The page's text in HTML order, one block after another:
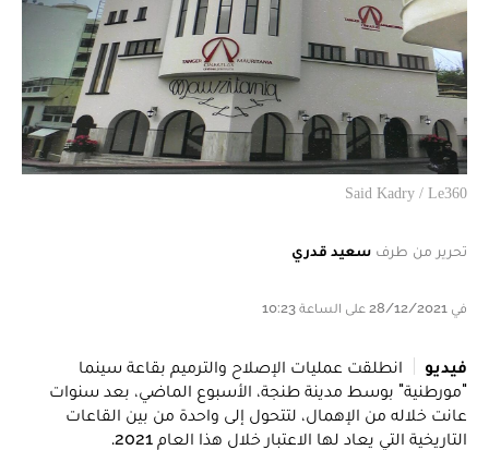
Said Kadry / Le360
تحرير من طرف سعيد قدري
في 28/12/2021 على الساعة 10:23
فيديو
انطلقت عمليات الإصلاح والترميم بقاعة سينما
"مورطنية" بوسط مدينة طنجة، الأسبوع الماضي، بعد سنوات
عانت خلاله من الإهمال، لتتحول إلى واحدة من بين القاعات
التاريخية التي يعاد لها الاعتبار خلال هذا العام 2021.